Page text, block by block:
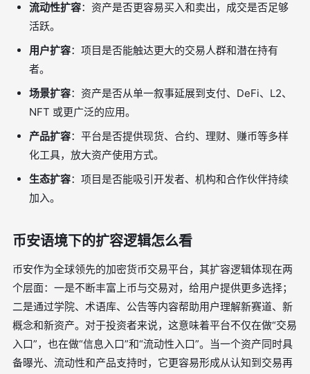
流动性扩容：资产是否更容易买入和卖出，成交是否足够
活跃。
用户扩容：项目是否能触达更大的交易人群和潜在持有
者。
场景扩容：资产是否从单一叙事延展到支付、DeFi、L2、
NFT 或更广泛的应用。
产品扩容：平台是否提供现货、合约、理财、赚币等多样
化工具，放大资产使用方式。
生态扩容：项目是否能吸引开发者、机构和合作伙伴持续
加入。
币安语境下的扩容逻辑怎么看
币安作为全球领先的加密货币交易平台，其扩容逻辑体现在两
个层面：一是不断丰富上币与交易对，给用户提供更多选择；
二是通过学院、术语库、公告等内容帮助用户理解新赛道、新
概念和新资产。对于投资者来说，这意味着平台不仅在做“交易
入口”，也在做“信息入口”和“流动性入口”。当一个资产同时具
备曝光、流动性和产品支持时，它更容易形成从认知到交易再